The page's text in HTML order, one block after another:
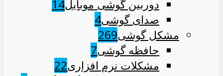
دوربین گوشی موبایل14
صدای گوشی4
مشکل گوشی269
حافظه گوشی7
مشکلات نرم افزاری22